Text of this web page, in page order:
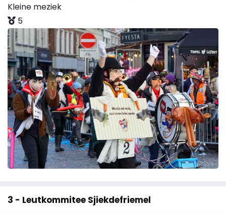
Kleine meziek
5
3 - Leutkommitee Sjiekdefriemel